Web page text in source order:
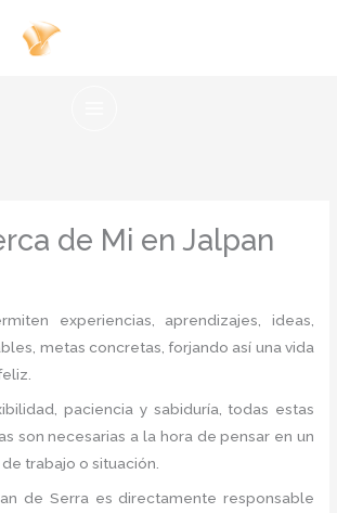
de Mi en Jalpan
experiencias, aprendizajes, ideas,
metas concretas, forjando así una vida
paciencia y sabiduría, todas estas
son necesarias a la hora de pensar en un
trabajo o situación.
de Serra es directamente responsable